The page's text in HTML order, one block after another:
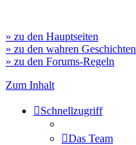
» zu den Hauptseiten
» zu den wahren Geschichten
» zu den Forums-Regeln
Zum Inhalt
Schnellzugriff
Das Team